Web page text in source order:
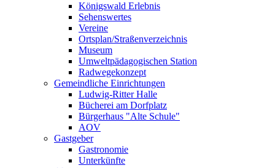
Königswald Erlebnis
Sehenswertes
Vereine
Ortsplan/Straßenverzeichnis
Museum
Umweltpädagogischen Station
Radwegekonzept
Gemeindliche Einrichtungen
Ludwig-Ritter Halle
Bücherei am Dorfplatz
Bürgerhaus "Alte Schule"
AOV
Gastgeber
Gastronomie
Unterkünfte